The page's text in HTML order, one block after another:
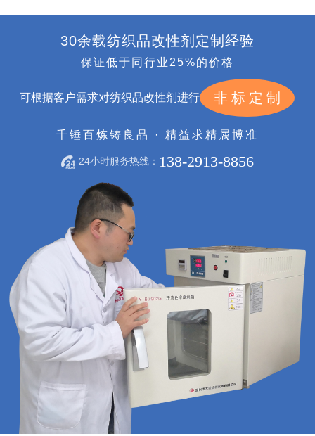
30余载纺织品改性剂定制经验
保证低于同行业25%的价格
可根据客户需求对纺织品改性剂进行 非标定制
千锤百炼铸良品 · 精益求精属博准
24小时服务热线： 138-2913-8856